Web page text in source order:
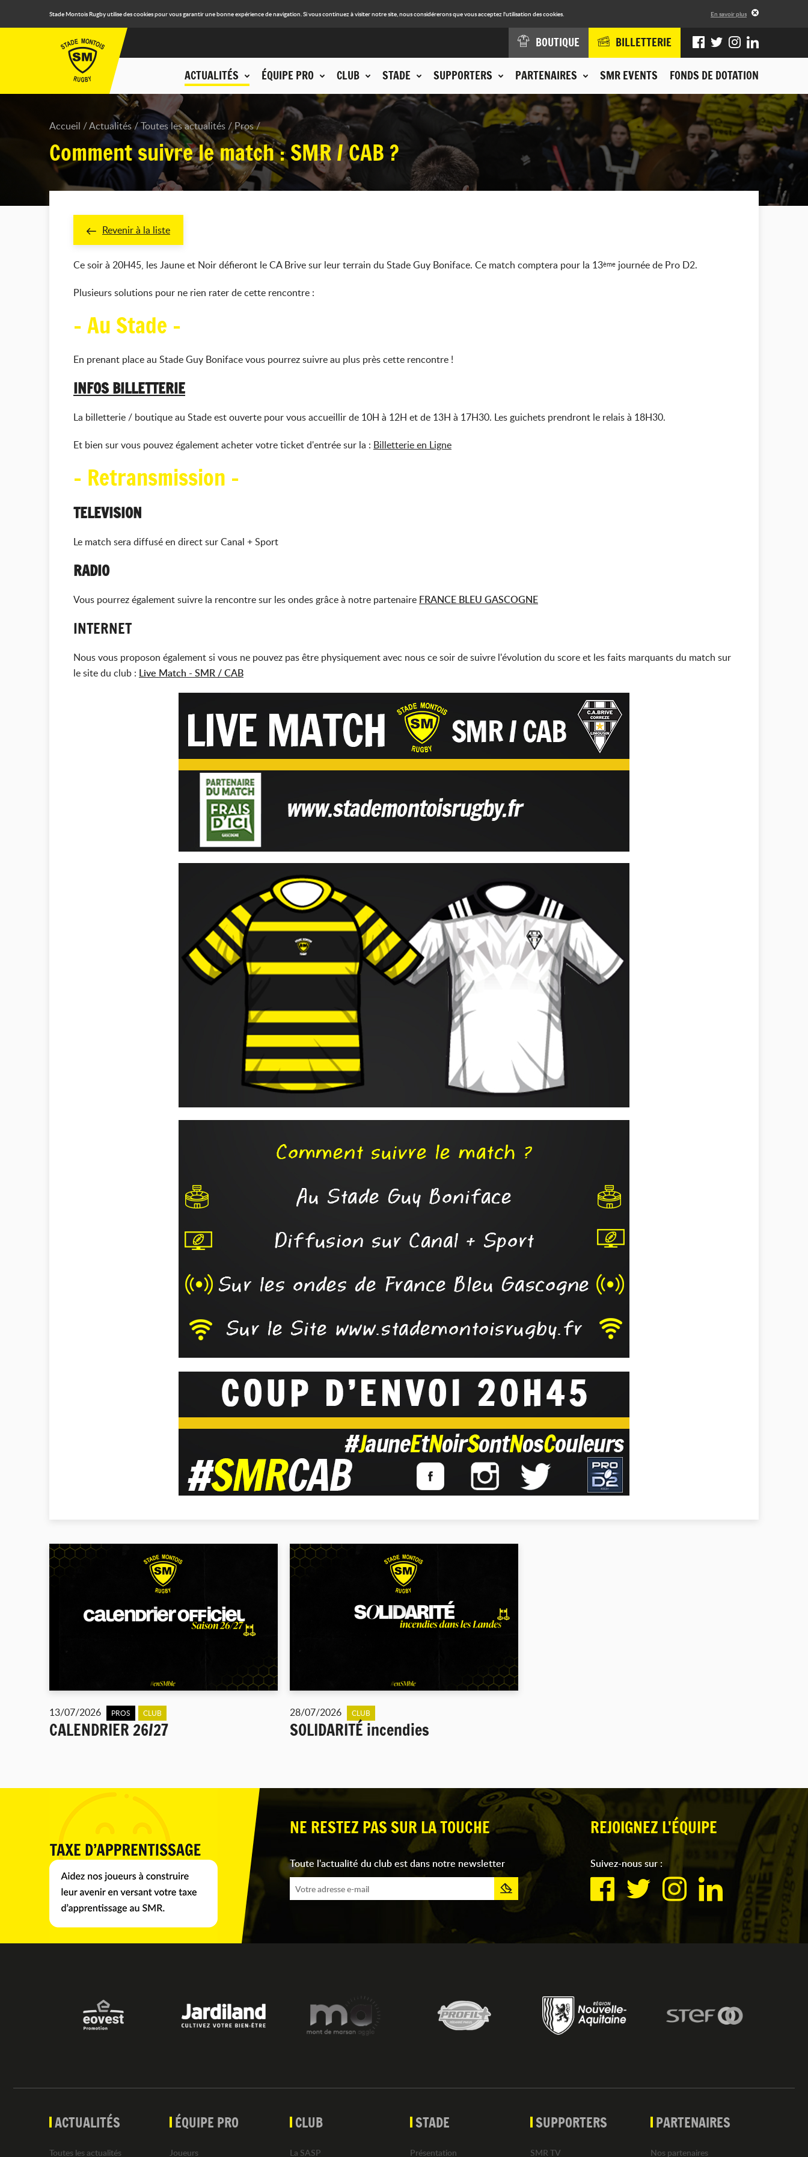
Stade Montois Rugby utilise des cookies pour vous garantir une bonne expérience de navigation. Si vous continuez à visiter notre site, nous considérerons que vous acceptez l'utilisation des cookies. En savoir plus
ACTUALITÉS ÉQUIPE PRO CLUB STADE SUPPORTERS PARTENAIRES SMR EVENTS FONDS DE DOTATION
BOUTIQUE BILLETTERIE
Accueil Actualités Toutes les actualités Pros
Comment suivre le match : SMR / CAB ?
Revenir à la liste
Ce soir à 20H45, les Jaune et Noir défieront le CA Brive sur leur terrain du Stade Guy Boniface. Ce match comptera pour la 13ème journée de Pro D2.
Plusieurs solutions pour ne rien rater de cette rencontre :
- Au Stade -
En prenant place au Stade Guy Boniface vous pourrez suivre au plus près cette rencontre !
INFOS BILLETTERIE
La billetterie / boutique au Stade est ouverte pour vous accueillir de 10H à 12H et de 13H à 17H30. Les guichets prendront le relais à 18H30.
Et bien sur vous pouvez également acheter votre ticket d'entrée sur la : Billetterie en Ligne
- Retransmission -
TELEVISION
Le match sera diffusé en direct sur Canal + Sport
RADIO
Vous pourrez également suivre la rencontre sur les ondes grâce à notre partenaire FRANCE BLEU GASCOGNE
INTERNET
Nous vous proposon également si vous ne pouvez pas être physiquement avec nous ce soir de suivre l'évolution du score et les faits marquants du match sur
le site du club : Live Match - SMR / CAB
13/07/2026 PROS CLUB
CALENDRIER 26/27
28/07/2026 CLUB
SOLIDARITÉ incendies
NE RESTEZ PAS SUR LA TOUCHE
Toute l'actualité du club est dans notre newsletter
REJOIGNEZ L'ÉQUIPE
Suivez-nous sur :
ACTUALITÉS
Toutes les actualités
ÉQUIPE PRO
Joueurs
CLUB
La SASP
STADE
Présentation
SUPPORTERS
SMR TV
PARTENAIRES
Nos partenaires